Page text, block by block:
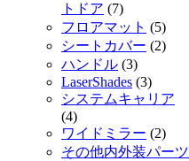
トドア (7)
フロアマット (5)
シートカバー (2)
ハンドル (3)
LaserShades (3)
システムキャリア
(4)
ワイドミラー (2)
その他内外装パーツ